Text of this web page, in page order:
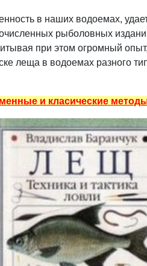
в наших водоемах,
рыболовных
при этом огромный
леща в водоемах разного
и класические